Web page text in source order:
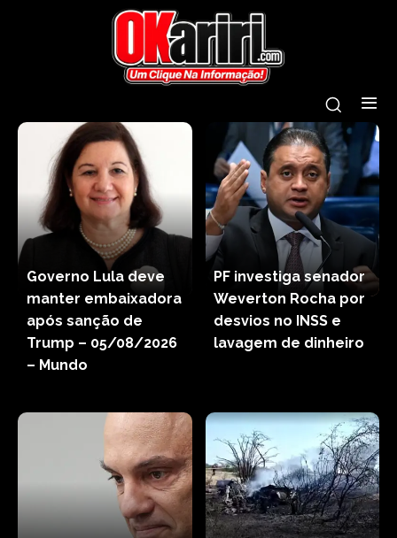
Governo Lula deve
manter embaixadora
após sanção de
Trump – 05/08/2026
– Mundo
PF investiga senador
Weverton Rocha por
desvios no INSS e
lavagem de dinheiro